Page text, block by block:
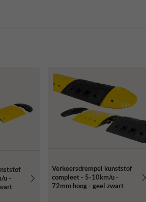
u -
Verkeersdrempel kunststof
compleet - 5-10km/u -
72mm hoog - geel zwart